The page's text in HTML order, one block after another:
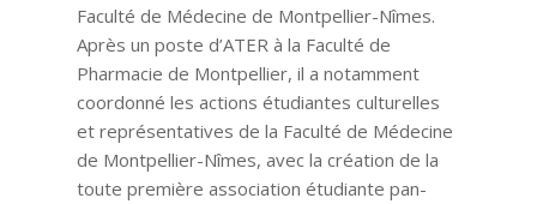
Faculté de Médecine de Montpellier-Nîmes.
Après un poste d’ATER à la Faculté de
Pharmacie de Montpellier, il a notamment
coordonné les actions étudiantes culturelles
et représentatives de la Faculté de Médecine
de Montpellier-Nîmes, avec la création de la
toute première association étudiante pan-